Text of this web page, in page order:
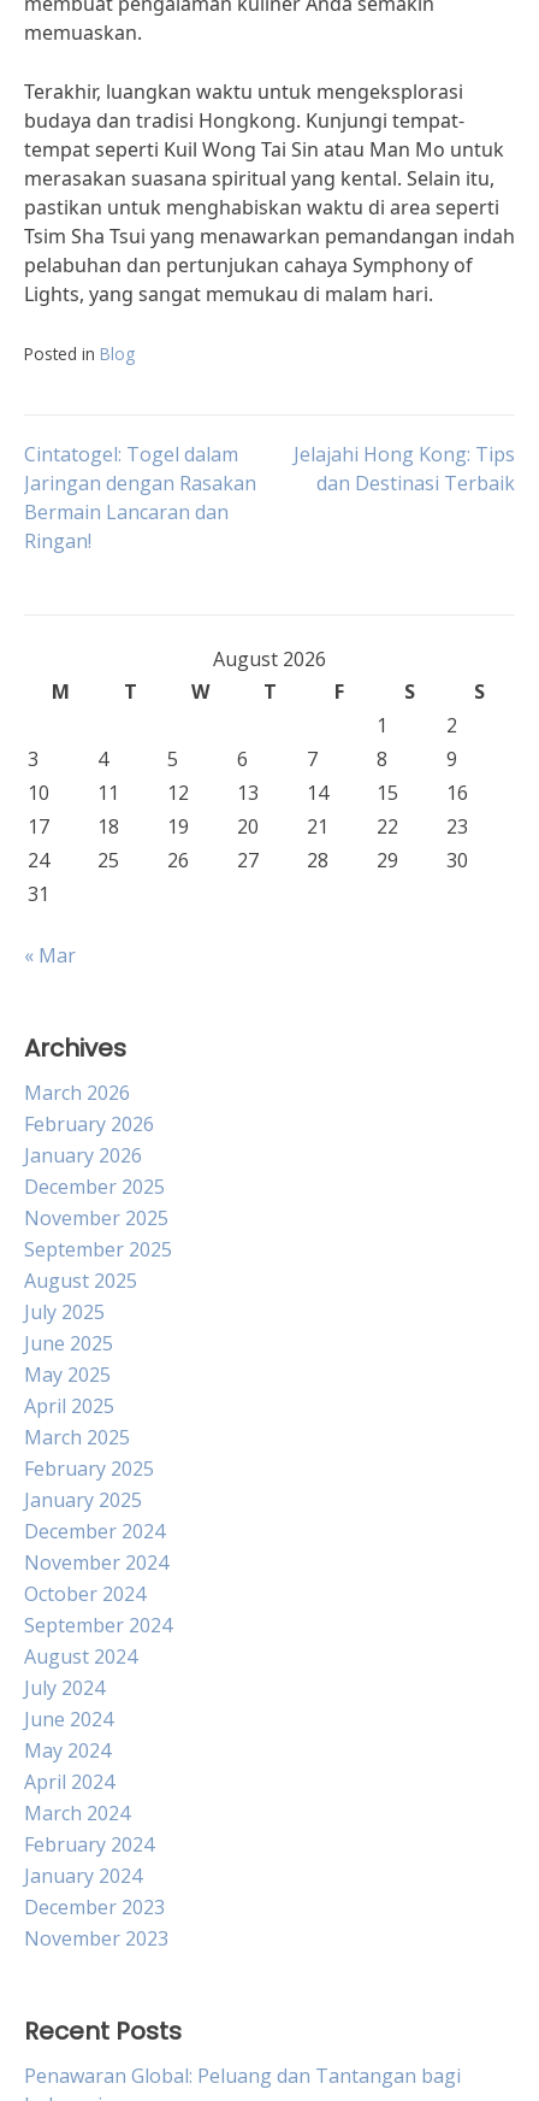
memuaskan.
Terakhir, luangkan waktu untuk mengeksplorasi
budaya dan tradisi Hongkong. Kunjungi tempat-
tempat seperti Kuil Wong Tai Sin atau Man Mo untuk
merasakan suasana spiritual yang kental. Selain itu,
pastikan untuk menghabiskan waktu di area seperti
Tsim Sha Tsui yang menawarkan pemandangan indah
pelabuhan dan pertunjukan cahaya Symphony of
Lights, yang sangat memukau di malam hari.
Posted in Blog
Post
navigation
Cintatogel: Togel dalam
Jaringan dengan Rasakan
Bermain Lancaran dan
Ringan!
Jelajahi Hong Kong: Tips
dan Destinasi Terbaik
August 2026
M
T W T F S
S
1
2
3
4 5 6 7 8
9
10
11 12 13 14 15
16
17
18 19 20 21 22
23
24
25 26 27 28 29
30
31
« Mar
Archives
March 2026
February 2026
January 2026
December 2025
November 2025
September 2025
August 2025
July 2025
June 2025
May 2025
April 2025
March 2025
February 2025
January 2025
December 2024
November 2024
October 2024
September 2024
August 2024
July 2024
June 2024
May 2024
April 2024
March 2024
February 2024
January 2024
December 2023
November 2023
Recent Posts
Penawaran Global: Peluang dan Tantangan bagi